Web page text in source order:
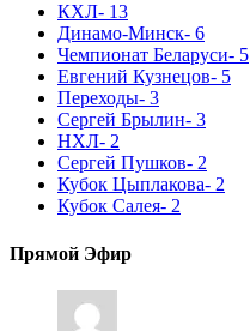
КХЛ- 13
Динамо-Минск- 6
Чемпионат Беларуси- 5
Евгений Кузнецов- 5
Переходы- 3
Сергей Брылин- 3
НХЛ- 2
Сергей Пушков- 2
Кубок Цыплакова- 2
Кубок Салея- 2
Прямой Эфир